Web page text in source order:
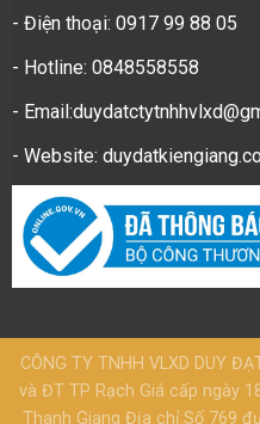
- Điện thoại: 0917 99 88 05
- Hotline: 0848558558
-
- Website:
CÔNG TY TNHH VLXD DUY
và ĐT TP Rạch Giá cấp ngày
Thanh Giang Địa chỉ:Số 769